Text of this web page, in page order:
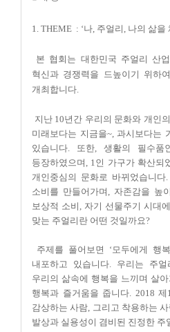
1. THEME : ‘나, 주얼리, 나의 삶
본 협회는 대한민국 주얼리 산
혁신과 경쟁력을 드높이기 위하
개최합니다.
지난 10년간 우리의 문화와 개인
미래보다는 지금을~, 과시보다는
있습니다. 또한, 생활의 필수
등장하였으며, 1인 가구가 확산
개인중심의 문화로 바뀌었습니
소비를 만들어가며, 자존감을 높
보상적 소비, 자기 선물주기 시대
맞는 주얼리란 어떤 것일까요?
주제를 풀어보면 ‘모두에게 행
내포하고 있습니다. 우리는 주
우리의 삶속에 행복을 느끼며 살
행복과 즐거움을 줍니다. 2018
감상하는 사람, 그리고 착용하는
발상과 실용성이 겸비된 진정한 주